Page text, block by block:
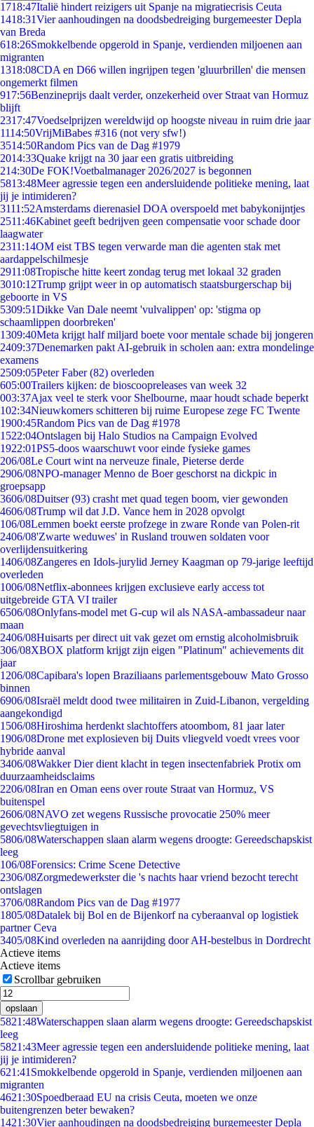
1718:47Italië hindert reizigers uit Spanje na migratiecrisis Ceuta
1418:31Vier aanhoudingen na doodsbedreiging burgemeester Depla
van Breda
618:26Smokkelbende opgerold in Spanje, verdienden miljoenen aan
migranten
1318:08CDA en D66 willen ingrijpen tegen 'gluurbrillen' die mensen
ongemerkt filmen
917:56Benzineprijs daalt verder, onzekerheid over Straat van Hormuz
blijft
2317:47Voedselprijzen wereldwijd op hoogste niveau in ruim drie jaar
1114:50VrijMiBabes #316 (not very sfw!)
3514:50Random Pics van de Dag #1979
2014:33Quake krijgt na 30 jaar een gratis uitbreiding
214:30De FOK!Voetbalmanager 2026/2027 is begonnen
5813:48Meer agressie tegen een andersluidende politieke mening, laat
jij je intimideren?
3111:52Amsterdams dierenasiel DOA overspoeld met babykonijntjes
2511:46Kabinet geeft bedrijven geen compensatie voor schade door
laagwater
2311:14OM eist TBS tegen verwarde man die agenten stak met
aardappelschilmesje
2911:08Tropische hitte keert zondag terug met lokaal 32 graden
3010:12Trump grijpt weer in op automatisch staatsburgerschap bij
geboorte in VS
5309:51Dikke Van Dale neemt 'vulvalippen' op: 'stigma op
schaamlippen doorbreken'
1309:40Meta krijgt half miljard boete voor mentale schade bij jongeren
2409:37Denemarken pakt AI-gebruik in scholen aan: extra mondelinge
examens
2509:05Peter Faber (82) overleden
605:00Trailers kijken: de bioscoopreleases van week 32
003:37Ajax veel te sterk voor Shelbourne, maar houdt schade beperkt
102:34Nieuwkomers schitteren bij ruime Europese zege FC Twente
1900:45Random Pics van de Dag #1978
1522:04Ontslagen bij Halo Studios na Campaign Evolved
1922:01PS5-doos waarschuwt voor einde fysieke games
206/08Le Court wint na nerveuze finale, Pieterse derde
2906/08NPO-manager Menno de Boer geschorst na dickpic in
groepsapp
3606/08Duitser (93) crasht met quad tegen boom, vier gewonden
4606/08Trump wil dat J.D. Vance hem in 2028 opvolgt
106/08Lemmen boekt eerste profzege in zware Ronde van Polen-rit
2406/08'Zwarte weduwes' in Rusland trouwen soldaten voor
overlijdensuitkering
1406/08Zangeres en Idols-jurylid Jerney Kaagman op 79-jarige leeftijd
overleden
1006/08Netflix-abonnees krijgen exclusieve early access tot
uitgebreide GTA VI trailer
6506/08Onlyfans-model met G-cup wil als NASA-ambassadeur naar
maan
2406/08Huisarts per direct uit vak gezet om ernstig alcoholmisbruik
306/08XBOX platform krijgt zijn eigen "Platinum" achievements dit
jaar
1206/08Capibara's lopen Braziliaans parlementsgebouw Mato Grosso
binnen
6906/08Israël meldt dood twee militairen in Zuid-Libanon, vergelding
aangekondigd
1506/08Hiroshima herdenkt slachtoffers atoombom, 81 jaar later
1906/08Drone met explosieven bij Duits vliegveld voedt vrees voor
hybride aanval
3406/08Wakker Dier dient klacht in tegen insectenfabriek Protix om
duurzaamheidsclaims
2206/08Iran en Oman eens over route Straat van Hormuz, VS
buitenspel
2606/08NAVO zet wegens Russische provocatie 250% meer
gevechtsvliegtuigen in
5806/08Waterschappen slaan alarm wegens droogte: Gereedschapskist
leeg
106/08Forensics: Crime Scene Detective
2306/08Zorgmedewerkster die 's nachts haar vriend bezocht terecht
ontslagen
3706/08Random Pics van de Dag #1977
1805/08Datalek bij Bol en de Bijenkorf na cyberaanval op logistiek
partner Ceva
3405/08Kind overleden na aanrijding door AH-bestelbus in Dordrecht
Actieve items
Actieve items
Scrollbar gebruiken
opslaan
5821:48Waterschappen slaan alarm wegens droogte: Gereedschapskist
leeg
5821:43Meer agressie tegen een andersluidende politieke mening, laat
jij je intimideren?
621:41 Smokkelbende opgerold in Spanje, verdienden miljoenen aan
migranten
4621:30Spoedberaad EU na crisis Ceuta, moeten we onze
buitengrenzen beter bewaken?
1421:30Vier aanhoudingen na doodsbedreiging burgemeester Depla